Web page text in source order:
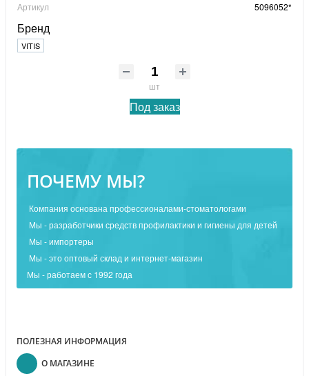
ПОЧЕМУ МЫ?
Компания основана профессионалами-стоматологами
Мы - разработчики средств профилактики и гигиены для детей
Мы - импортеры
Мы - это оптовый склад и интернет-магазин
Мы - работаем с 1992 года
ПОЛЕЗНАЯ ИНФОРМАЦИЯ
О МАГАЗИНЕ
Артикул 5096052*
Бренд
VITIS
шт
Под заказ